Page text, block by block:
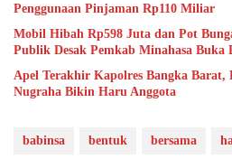
Penggunaan Pinjaman Rp110 Miliar
Mobil Hibah Rp598 Juta dan Pot
Publik Desak Pemkab Minahasa Buka
Apel Terakhir Kapolres Bangka Barat,
Nugraha Bikin Haru Anggota
babinsa bentuk bersama